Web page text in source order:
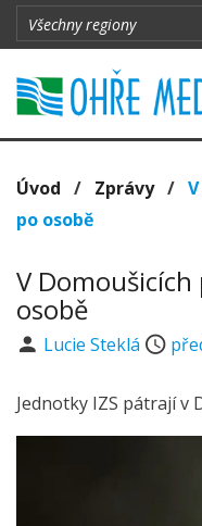
Úvod / Zprávy/
po osobě
V
osobě
Lucie Steklá
Jednotky IZS pátrají v